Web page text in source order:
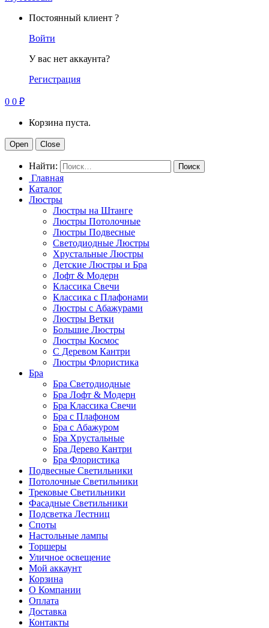
Постоянный клиент ?
Войти
У вас нет аккаунта?
Регистрация
0 0 ₽
Корзина пуста.
Open Close
Найти:
Главная
Каталог
Люстры
Люстры на Штанге
Люстры Потолочные
Люстры Подвесные
Светодиодные Люстры
Хрустальные Люстры
Детские Люстры и Бра
Лофт & Модерн
Классика Свечи
Классика с Плафонами
Люстры с Абажурами
Люстры Ветки
Большие Люстры
Люстры Космос
С Деревом Кантри
Люстры Флористика
Бра
Бра Светодиодные
Бра Лофт & Модерн
Бра Классика Свечи
Бра с Плафоном
Бра с Абажуром
Бра Хрустальные
Бра Дерево Кантри
Бра Флористика
Подвесные Светильники
Потолочные Светильники
Трековые Светильники
Фасадные Светильники
Подсветка Лестниц
Споты
Настольные лампы
Торшеры
Уличное освещение
Мой аккаунт
Корзина
О Компании
Оплата
Доставка
Контакты